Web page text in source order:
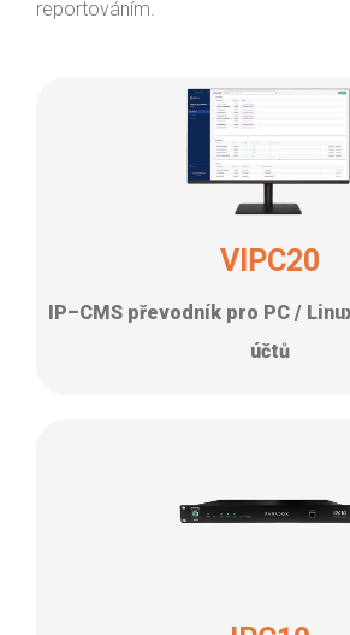
reportováním.
VIPC20
IP–CMS převodník pro PC /
účtů